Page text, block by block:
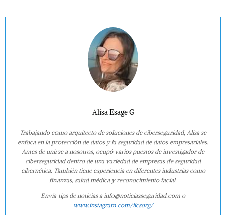
Alisa Esage G
Trabajando como arquitecto de soluciones de ciberseguridad, Alisa se
enfoca en la protección de datos y la seguridad de datos empresariales.
Antes de unirse a nosotros, ocupó varios puestos de investigador de
ciberseguridad dentro de una variedad de empresas de seguridad
cibernética. También tiene experiencia en diferentes industrias como
finanzas, salud médica y reconocimiento facial.
Envía tips de noticias a info@noticiasseguridad.com o
www.instagram.com/iicsorg/